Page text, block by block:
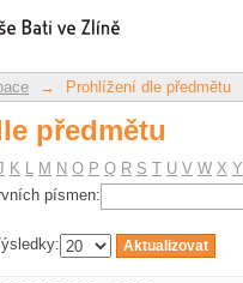
předmětu
→ Prohlížení dle předmětu
předmětu
K L M N O P Q R S T U V W X Y
písmen: